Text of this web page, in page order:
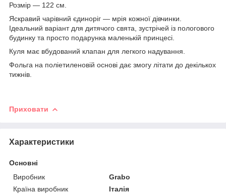
Розмір — 122 см.
Яскравий чарівний єдиноріг — мрія кожної дівчинки.
Ідеальний варіант для дитячого свята, зустрічей із пологового
будинку та просто подарунка маленькій принцесі.
Куля має вбудований клапан для легкого надування.
Фольга на поліетиленовій основі дає змогу літати до декількох
тижнів.
Приховати
Характеристики
Основні
Виробник
Grabo
Країна виробник
Італія